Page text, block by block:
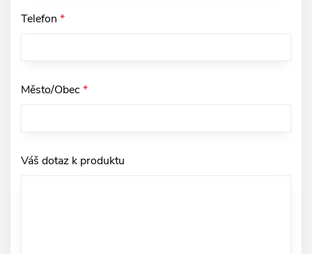
Telefon *
Město/Obec*
Váš dotaz k produktu